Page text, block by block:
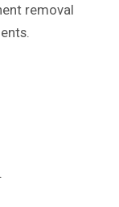
removal